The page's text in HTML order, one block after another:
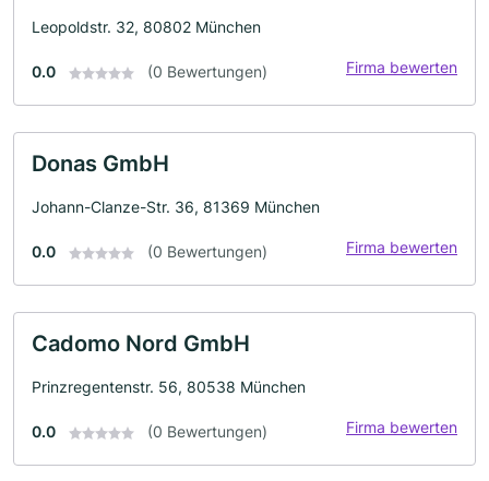
Leopoldstr. 32, 80802 München
0.0 (0 Bewertungen) Firma bewerten
Donas GmbH
Johann-Clanze-Str. 36, 81369 München
0.0 (0 Bewertungen) Firma bewerten
Cadomo Nord GmbH
Prinzregentenstr. 56, 80538 München
0.0 (0 Bewertungen) Firma bewerten